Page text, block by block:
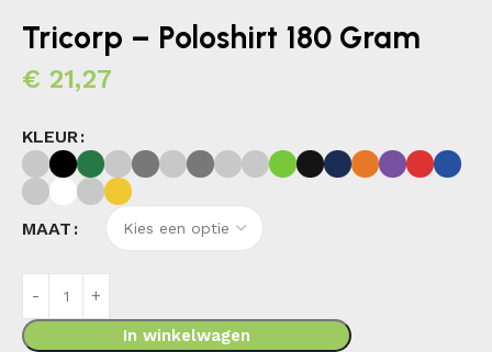
Tricorp – Poloshirt 180 Gram
€ 21,27
KLEUR
MAAT
In winkelwagen